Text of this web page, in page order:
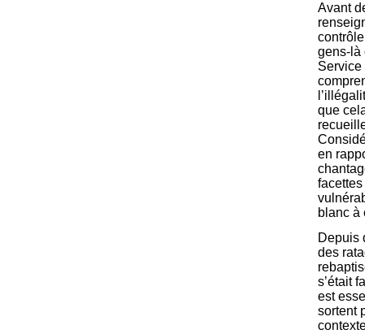
Avant
gens-là
Service
que
en
blanc à
Depuis
des
s’était
est
sortent